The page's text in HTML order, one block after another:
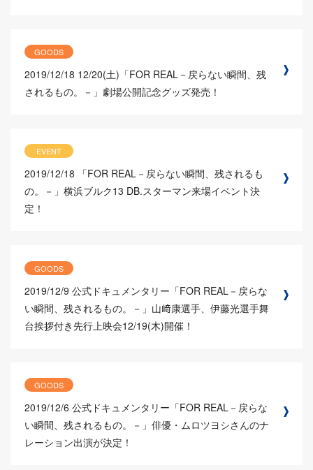
GOODS
2019/12/18 12/20(土)「FOR REAL－戻らない瞬間、残
されるもの。－」劇場公開記念グッズ発売！
EVENT
2019/12/18
「FOR REAL－戻らない瞬間、残されるも
の。－」横浜ブルク13 DB.スターマン来場イベント決
定！
GOODS
2019/12/9 公式ドキュメンタリー「FOR REAL－戻らな
い瞬間、残されるもの。－」山﨑康選手、伊藤光選手舞
台挨拶付き先行上映会12/19(木)開催！
GOODS
2019/12/6 公式ドキュメンタリー「FOR REAL－戻らな
い瞬間、残されるもの。－」俳優・ムロツヨシさんのナ
レーション出演が決定！